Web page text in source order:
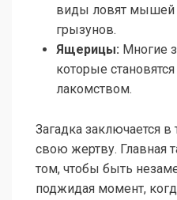
виды ловят мышей
грызунов.
Ящерицы: Многие
которые
лакомством.
Загадка заключается в
свою жертву. Главная
том, чтобы быть
поджидая момент,